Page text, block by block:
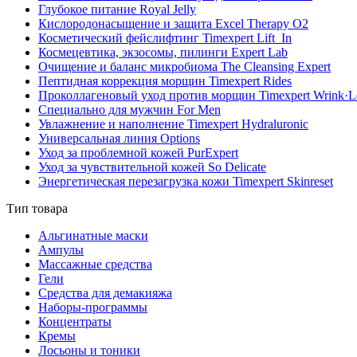
Глубокое питание Royal Jelly
Кислородонасыщение и защита Excel Therapy O2
Косметический фейслифтинг Timexpert Lift_In
Космецевтика, экзосомы, пилинги Expert Lab
Очищение и баланс микробиома The Cleansing Expert
Пептидная коррекция морщин Timexpert Rides
Проколлагеновый уход против морщин Timexpert
Специально для мужчин For Men
Увлажнение и наполнение Timexpert Hydraluronic
Универсальная линия Options
Уход за проблемной кожей PurExpert
Уход за чувствительной кожей So Delicate
Энергетическая перезагрузка кожи Timexpert Skinreset
Тип товара
Альгинатные маски
Ампулы
Массажные средства
Гели
Средства для демакияжа
Наборы-программы
Концентраты
Кремы
Лосьоны и тоники